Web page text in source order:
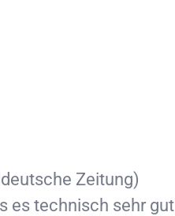
Zeitung)
es technisch sehr gut